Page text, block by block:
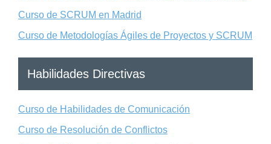
Curso de SCRUM en Madrid
Curso de Metodologías Ágiles de Proyectos y SCRUM
Habilidades Directivas
Curso de Habilidades de Comunicación
Curso de Resolución de Conflictos